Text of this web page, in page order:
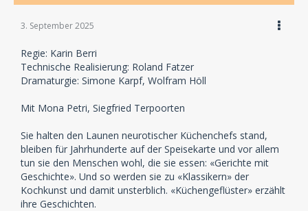
3. September 2025
Regie: Karin Berri
Technische Realisierung: Roland Fatzer
Dramaturgie: Simone Karpf, Wolfram Höll
Mit Mona Petri, Siegfried Terpoorten
Sie halten den Launen neurotischer Küchenchefs stand,
bleiben für Jahrhunderte auf der Speisekarte und vor allem
tun sie den Menschen wohl, die sie essen: «Gerichte mit
Geschichte». Und so werden sie zu «Klassikern» der
Kochkunst und damit unsterblich. «Küchengeflüster» erzählt
ihre Geschichten.